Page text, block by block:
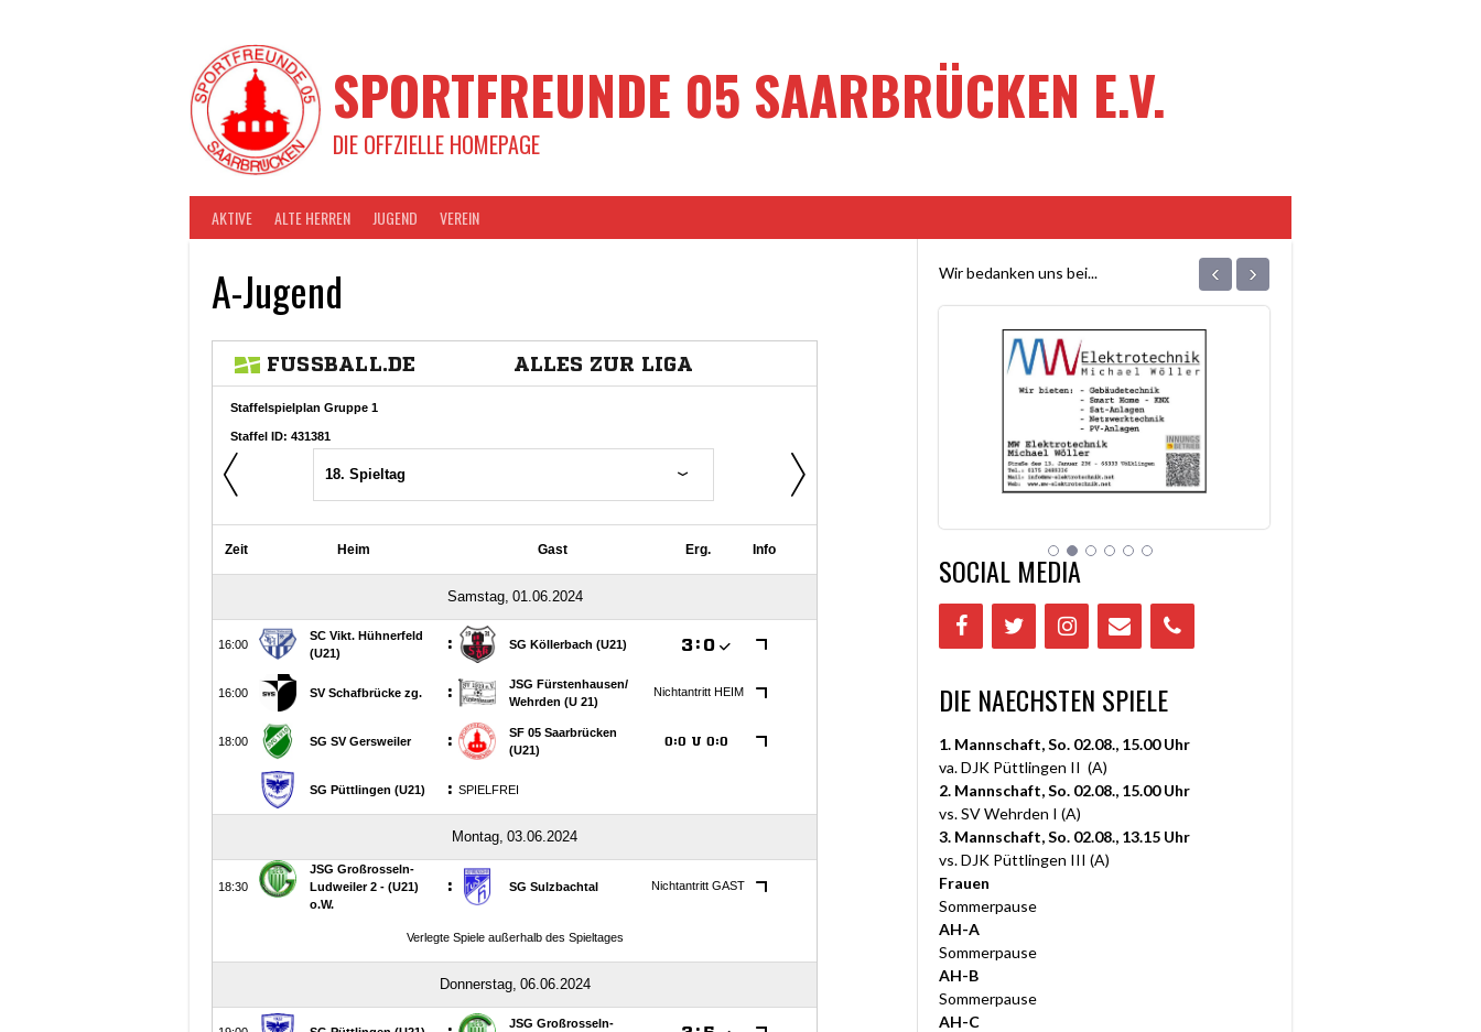
SPORTFREUNDE 05 SAARBRÜCKEN E.V.
DIE OFFZIELLE HOMEPAGE
AKTIVE ALTE HERREN JUGEND VEREIN
A-Jugend Wir bedanken uns bei... ‹ ›
SOCIAL MEDIA
DIE NAECHSTEN SPIELE
1. Mannschaft, So. 02.08., 15.00 Uhr
va. DJK Püttlingen II (A)
2. Mannschaft, So. 02.08., 15.00 Uhr
vs. SV Wehrden I (A)
3. Mannschaft, So. 02.08., 13.15 Uhr
vs. DJK Püttlingen III (A)
Frauen
Sommerpause
AH-A
Sommerpause
AH-B
Sommerpause
AH-C